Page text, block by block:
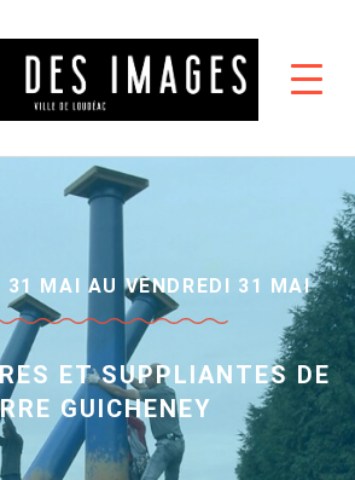
31 MAI AU VENDREDI 31 MAI
ET SUPPLIANTES DE
GUICHENEY